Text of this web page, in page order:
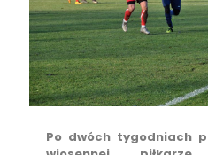
Po dwóch tygodniach